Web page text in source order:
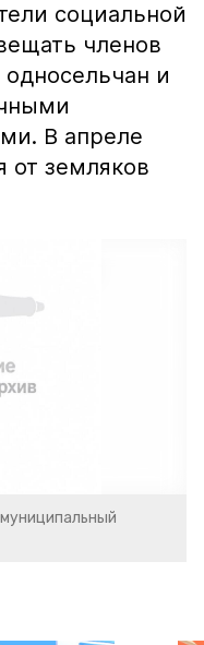
социальной
членов
и
В апреле
от земляков